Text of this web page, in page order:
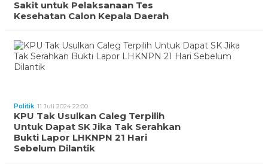
Sakit untuk Pelaksanaan Tes
Kesehatan Calon Kepala Daerah
Politik 11 Juli 2024 22:00
KPU Tak Usulkan Caleg Terpilih
Untuk Dapat SK Jika Tak Serahkan
Bukti Lapor LHKNPN 21 Hari
Sebelum Dilantik